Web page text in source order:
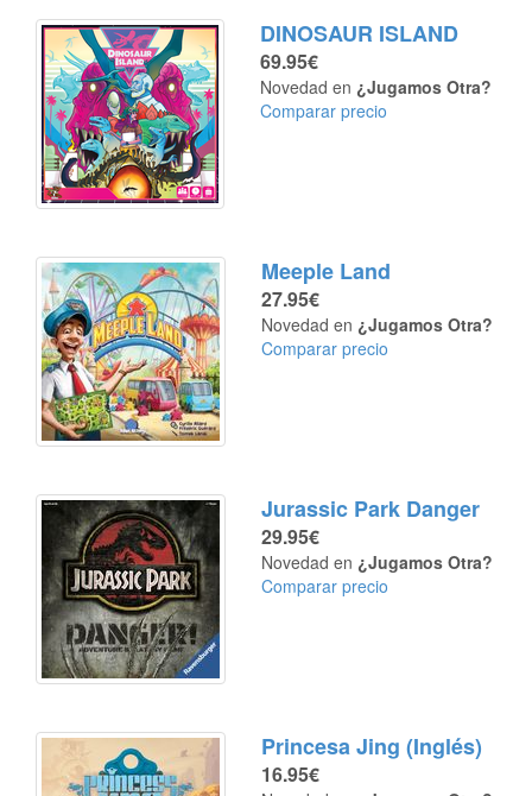
DINOSAUR ISLAND
69.95€
Novedad en ¿Jugamos Otra?
Comparar precio
Meeple Land
27.95€
Novedad en ¿Jugamos Otra?
Comparar precio
Jurassic Park Danger
29.95€
Novedad en ¿Jugamos Otra?
Comparar precio
Princesa Jing (Inglés)
16.95€